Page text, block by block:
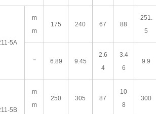
5A
m
m
175 240 67 88
251.
5
" 6.89 9.45
2.6
4
3.4
6
9.9
5B
m
m
250 305 87
10
8
300